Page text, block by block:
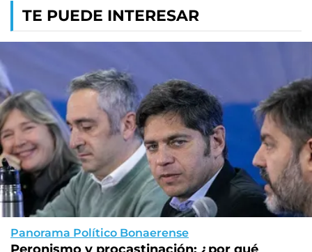
TE PUEDE INTERESAR
Panorama Político Bonaerense